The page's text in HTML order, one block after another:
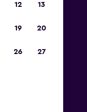
12 13
19 20
26 27